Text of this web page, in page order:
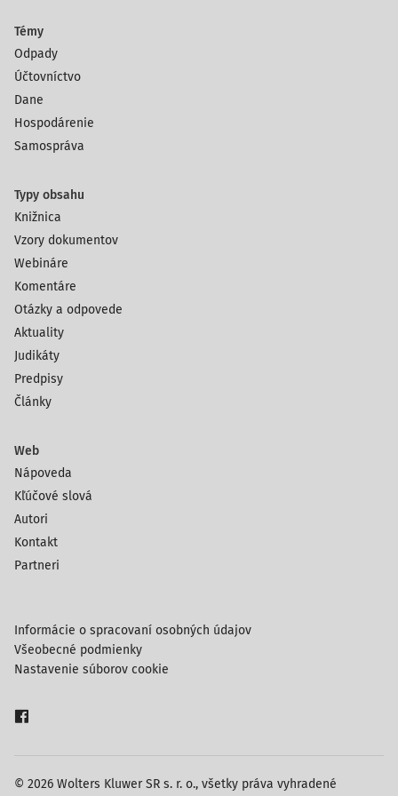
Témy
Odpady
Účtovníctvo
Dane
Hospodárenie
Samospráva
Typy obsahu
Knižnica
Vzory dokumentov
Webináre
Komentáre
Otázky a odpovede
Aktuality
Judikáty
Predpisy
Články
Web
Nápoveda
Kľúčové slová
Autori
Kontakt
Partneri
© 2026 Wolters Kluwer SR s. r. o., všetky práva vyhradené
Informácie o spracovaní osobných údajov
Všeobecné podmienky
Nastavenie súborov cookie